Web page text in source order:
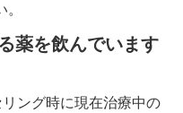
薬を飲んでいます
ング時に現在治療中の